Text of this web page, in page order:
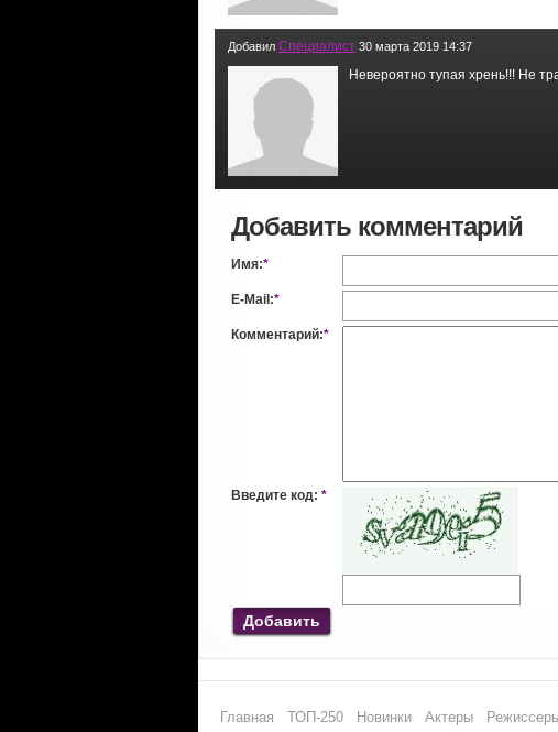
Добавил Специалист 30 марта 2019 14:37
Невероятно тупая хрень!!! Не
Добавить комментарий
Имя:*
E-Mail:*
Комментарий:*
Введите код: *
Добавить
Главная ТОП-250 Новинки Актеры